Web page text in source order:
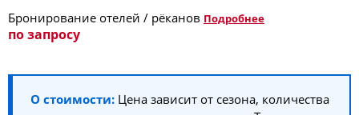
Бронирование отелей / рёканов Подробнее
по запросу
О стоимости: Цена зависит от сезона, количества